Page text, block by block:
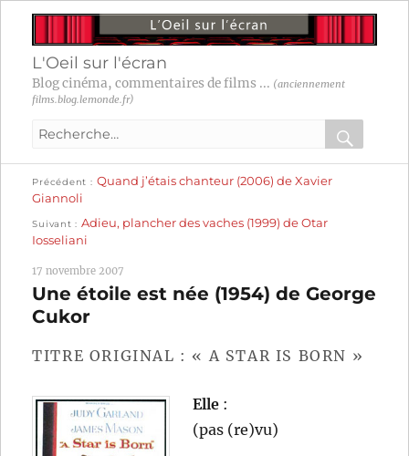
L'Oeil sur l'écran
Blog cinéma, commentaires de films ... (anciennement
films.blog.lemonde.fr)
Recherche
:
OK
Navigation
de
Précédent
précédente :
Quand j’étais chanteur (2006) de Xavier
Giannoli
Suivant
suivante :
Adieu, plancher des vaches (1999) de Otar
Iosseliani
17 novembre 2007
Une étoile est née (1954) de George
Cukor
TITRE ORIGINAL : « A STAR IS BORN »
Elle :
(pas (re)vu)